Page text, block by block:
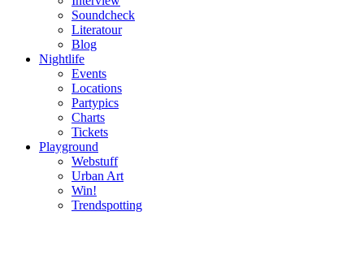
Soundcheck
Literatour
Blog
Nightlife
Events
Locations
Partypics
Charts
Tickets
Playground
Webstuff
Urban Art
Win!
Trendspotting